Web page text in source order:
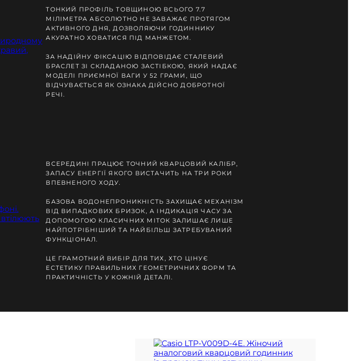
ТОНКИЙ ПРОФІЛЬ ТОВЩИНОЮ ВСЬОГО 7.7
МІЛІМЕТРА АБСОЛЮТНО НЕ ЗАВАЖАЄ ПРОТЯГОМ
АКТИВНОГО ДНЯ, ДОЗВОЛЯЮЧИ ГОДИННИКУ
АКУРАТНО ХОВАТИСЯ ПІД МАНЖЕТОМ.
ЗА НАДІЙНУ ФІКСАЦІЮ ВІДПОВІДАЄ СТАЛЕВИЙ
БРАСЛЕТ ЗІ СКЛАДАНОЮ ЗАСТІБКОЮ, ЯКИЙ НАДАЄ
МОДЕЛІ ПРИЄМНОЇ ВАГИ У 52 ГРАМИ, ЩО
ВІДЧУВАЄТЬСЯ ЯК ОЗНАКА ДІЙСНО ДОБРОТНОЇ
РЕЧІ.
ВСЕРЕДИНІ ПРАЦЮЄ ТОЧНИЙ КВАРЦОВИЙ КАЛІБР,
ЗАПАСУ ЕНЕРГІЇ ЯКОГО ВИСТАЧИТЬ НА ТРИ РОКИ
ВПЕВНЕНОГО ХОДУ.
БАЗОВА ВОДОНЕПРОНИКНІСТЬ ЗАХИЩАЄ МЕХАНІЗМ
ВІД ВИПАДКОВИХ БРИЗОК, А ІНДИКАЦІЯ ЧАСУ ЗА
ДОПОМОГОЮ КЛАСИЧНИХ МІТОК ЗАЛИШАЄ ЛИШЕ
НАЙПОТРІБНІШИЙ ТА НАЙБІЛЬШ ЗАТРЕБУВАНИЙ
ФУНКЦІОНАЛ.
ЦЕ ГРАМОТНИЙ ВИБІР ДЛЯ ТИХ, ХТО ЦІНУЄ
ЕСТЕТИКУ ПРАВИЛЬНИХ ГЕОМЕТРИЧНИХ ФОРМ ТА
ПРАКТИЧНІСТЬ У КОЖНІЙ ДЕТАЛІ.